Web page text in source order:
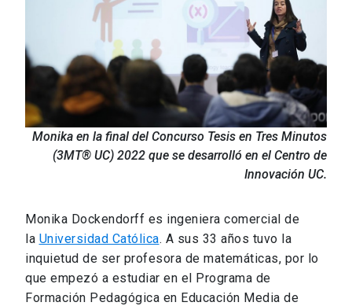
Monika en la final del Concurso Tesis en Tres Minutos
(3MT®️ UC) 2022 que se desarrolló en el Centro de
Innovación UC.
Monika Dockendorff es ingeniera comercial de
la Universidad Católica. A sus 33 años tuvo la
inquietud de ser profesora de matemáticas, por lo
que empezó a estudiar en el Programa de
Formación Pedagógica en Educación Media de